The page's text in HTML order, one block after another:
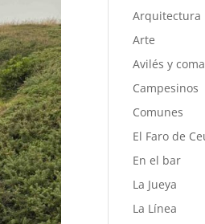
Arquitectura
Arte
Avilés y
Campesinos
Comunes
El Faro de
En el bar
La Jueya
La Línea